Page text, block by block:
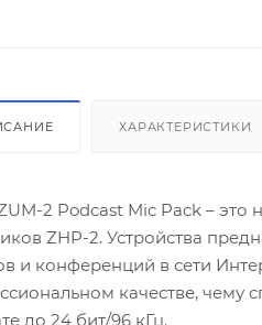
ХАРАКТЕРИСТИКИ
2 Podcast Mic Pack –
ZHP-2. Устройства
и конференций в сети
качестве,
до 24 бит/96 кГц.